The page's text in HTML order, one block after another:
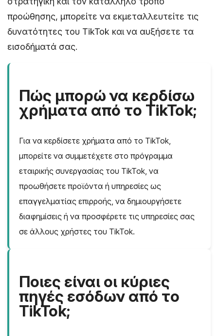
προώθησης, μπορείτε να εκμεταλλευτείτε τις
δυνατότητες του TikTok και να αυξήσετε τα
εισοδήματά σας.
Πώς μπορώ να κερδίσω
χρήματα από το TikTok;
Για να κερδίσετε χρήματα από το TikTok,
μπορείτε να συμμετέχετε στο πρόγραμμα
εταιρικής συνεργασίας του TikTok, να
προωθήσετε προϊόντα ή υπηρεσίες ως
επαγγελματίας επιρροής, να δημιουργήσετε
διαφημίσεις ή να προσφέρετε τις υπηρεσίες σας
σε άλλους χρήστες του TikTok.
Ποιες είναι οι κύριες
πηγές εσόδων από το
TikTok;